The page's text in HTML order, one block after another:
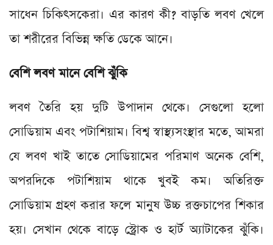
সাধেন চিকিৎসকেরা। এর কারণ কী? বাড়তি লবণ খেলে
তা শরীরের বিভিন্ন ক্ষতি ডেকে আনে।
বেশি লবণ মানে বেশি ঝুঁকি
লবণ তৈরি হয় দুটি উপাদান থেকে। সেগুলো হলো
সোডিয়াম এবং পটাশিয়াম। বিশ্ব স্বাস্থ্যসংস্থার মতে, আমরা
যে লবণ খাই তাতে সোডিয়ামের পরিমাণ অনেক বেশি,
অপরদিকে পটাশিয়াম থাকে খুবই কম। অতিরিক্ত
সোডিয়াম গ্রহণ করার ফলে মানুষ উচ্চ রক্তচাপের শিকার
হয়। সেখান থেকে বাড়ে স্ট্রোক ও হার্ট অ্যাটাকের ঝুঁকি।